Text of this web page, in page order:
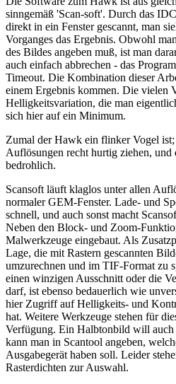
sinngemäß 'Scan-soft'. Durch das
direkt in ein Fenster gescannt, man
Vorganges das Ergebnis. Obwohl
des Bildes angeben muß, ist man
auch einfach abbrechen - das
Timeout. Die Kombination dieser
einem Ergebnis kommen. Die vielen
Helligkeitsvariation, die man
sich hier auf ein Minimum.
Zumal der Hawk ein flinker Vogel
Auflösungen recht hurtig ziehen,
bedrohlich.
Scansoft läuft klaglos unter allen
normaler GEM-Fenster. Lade- und
schnell, und auch sonst macht
Neben den Block- und Zoom-
Malwerkzeuge eingebaut. Als
Lage, die mit Rastern gescannten
umzurechnen und im TIF-Format zu
einen winzigen Ausschnitt oder die
darf, ist ebenso bedauerlich wie
hier Zugriff auf Helligkeits- und
hat. Weitere Werkzeuge stehen für
Verfügung. Ein Halbtonbild will auch
kann man in Scantool angeben,
Ausgabegerät haben soll. Leider
Rasterdichten zur Auswahl.